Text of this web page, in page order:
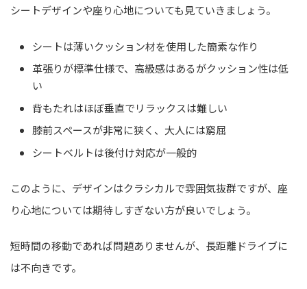
シートデザインや座り心地についても見ていきましょう。
シートは薄いクッション材を使用した簡素な作り
革張りが標準仕様で、高級感はあるがクッション性は低
い
背もたれはほぼ垂直でリラックスは難しい
膝前スペースが非常に狭く、大人には窮屈
シートベルトは後付け対応が一般的
このように、デザインはクラシカルで雰囲気抜群ですが、座
り心地については期待しすぎない方が良いでしょう。
短時間の移動であれば問題ありませんが、長距離ドライブに
は不向きです。